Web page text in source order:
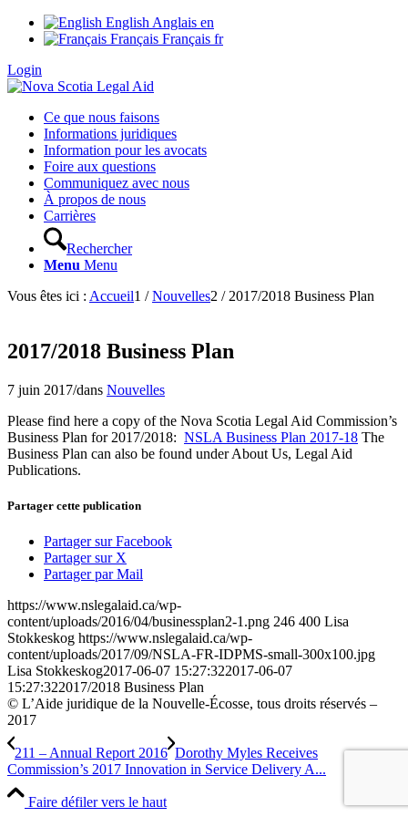
English Anglais en
Français Français fr
Login
Ce que nous faisons
Informations juridiques
Information pour les avocats
Foire aux questions
Communiquez avec nous
À propos de nous
Carrières
Rechercher
Menu Menu
Vous êtes ici : Accueil1 / Nouvelles2 / 2017/2018 Business Plan
2017/2018 Business Plan
7 juin 2017/dans Nouvelles
Please find here a copy of the Nova Scotia Legal Aid Commission’s
Business Plan for 2017/2018: NSLA Business Plan 2017-18 The
Business Plan can also be found under About Us, Legal Aid
Publications.
Partager cette publication
Partager sur Facebook
Partager sur X
Partager par Mail
https://www.nslegalaid.ca/wp-
content/uploads/2016/04/businessplan2-1.png 246 400 Lisa
Stokkeskog https://www.nslegalaid.ca/wp-
content/uploads/2017/09/NSLA-FR-IDPMS-small-300x100.jpg
Lisa Stokkeskog2017-06-07 15:27:322017-06-07
15:27:322017/2018 Business Plan
© L’Aide juridique de la Nouvelle-Écosse, tous droits réservés –
2017
211 – Annual Report 2016 Dorothy Myles Receives
Commission’s 2017 Innovation in Service Delivery A...
Faire défiler vers le haut